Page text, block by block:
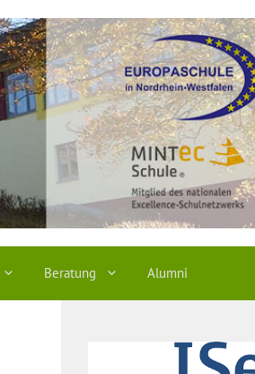
Beratung Alumni